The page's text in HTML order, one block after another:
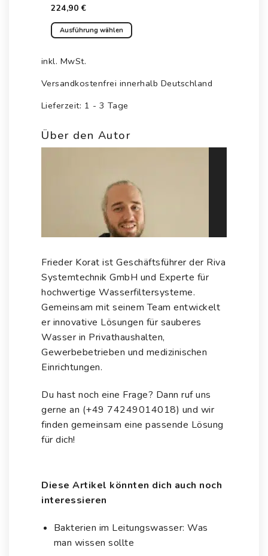
224,90€
Ausführung wählen
Produkt
mehrere
auf.
Optionen
können
inkl. MwSt.
Versandkostenfrei innerhalb Deutschland
Lieferzeit: 1 - 3 Tage
Über den Autor
Frieder Korat ist Geschäftsführer der Riva
Systemtechnik GmbH und Experte für
hochwertige Wasserfiltersysteme.
Gemeinsam mit seinem Team entwickelt
er innovative Lösungen für sauberes
Wasser in Privathaushalten,
Gewerbebetrieben und medizinischen
Einrichtungen.
Du hast noch eine Frage? Dann ruf uns
gerne an (+49 74249014018) und wir
finden gemeinsam eine passende Lösung
für dich!
Diese Artikel könnten dich auch noch
interessieren
Bakterien im Leitungswasser: Was
man wissen sollte